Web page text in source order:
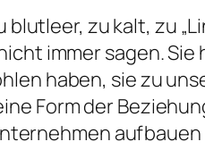
zu kalt, zu
immer sagen. Sie
haben, sie zu
Form der